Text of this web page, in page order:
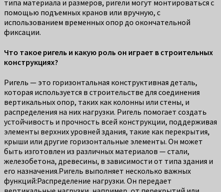
типа материала и размеров, ригели могут монтироваться с
помощью подъемных кранов или вручную, с
использованием временных опор до окончательной
фиксации.
Что такое ригель и какую роль он играет в строительных
конструкциях?
Ригель — это горизонтальная конструктивная деталь,
которая используется в строительстве для соединения
вертикальных опор, таких как колонны или стены, и
распределения на них нагрузки. Ригель помогает создать
устойчивость и прочность всей конструкции, поддерживая
элементы верхних уровней здания, такие как перекрытия,
крыши или другие горизонтальные элементы. Он может
быть изготовлен из различных материалов — стали,
железобетона, древесины, в зависимости от типа здания и
его назначения.Ригель выполняет несколько важных
функций:Распределение нагрузки. Он передает